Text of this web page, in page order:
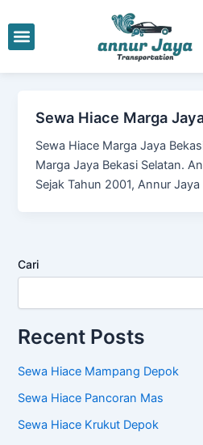
ke
konten
Menu
Sewa Hiace Marga
Sewa Hiace Marga Jaya
Marga Jaya Bekasi Selatan.
Sejak Tahun 2001, Annur
Cari
Recent Posts
Sewa Hiace Mampang Depok
Sewa Hiace Pancoran Mas
Sewa Hiace Krukut Depok